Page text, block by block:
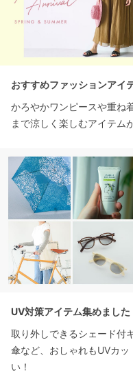
おすすめファッションアイ
かろやかワンピースや重ね
まで涼しく楽しむアイテム
UV対策アイテム集めました
取り外しできるシェード付
傘など、おしゃれもUVカ
い！